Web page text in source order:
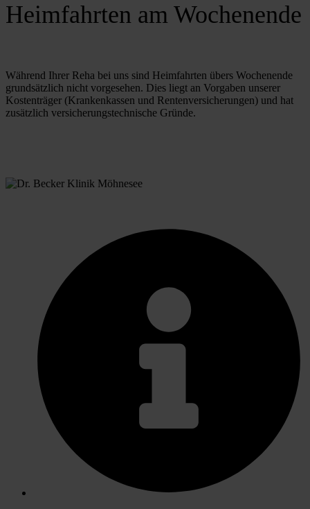
Heimfahrten am Wochenende
Während Ihrer Reha bei uns sind Heimfahrten übers Wochenende
grundsätzlich nicht vorgesehen. Dies liegt an Vorgaben unserer
Kostenträger (Krankenkassen und Rentenversicherungen) und hat
zusätzlich versicherungstechnische Gründe.